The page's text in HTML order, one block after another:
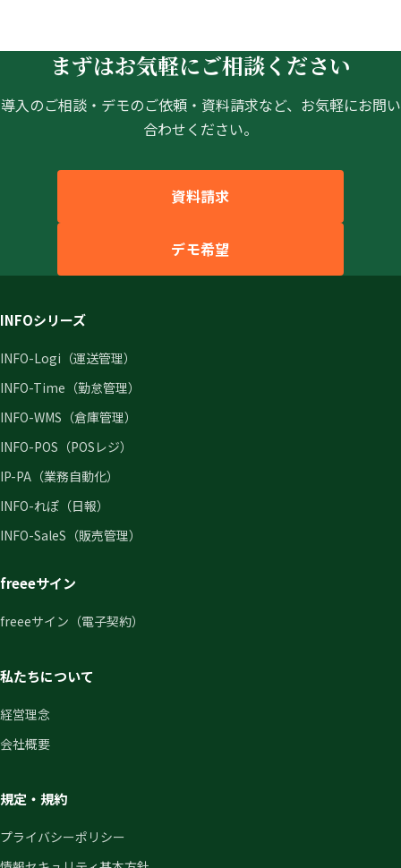
まずはお気軽にご相談ください
導入のご相談・デモのご依頼・資料請求など、お気軽にお問い
合わせください。
資料請求
デモ希望
INFOシリーズ
INFO-Logi（運送管理）
INFO-Time（勤怠管理）
INFO-WMS（倉庫管理）
INFO-POS（POSレジ）
IP-PA（業務自動化）
INFO-れぽ（日報）
INFO-SaleS（販売管理）
freeeサイン
freeeサイン（電子契約）
私たちについて
経営理念
会社概要
規定・規約
プライバシーポリシー